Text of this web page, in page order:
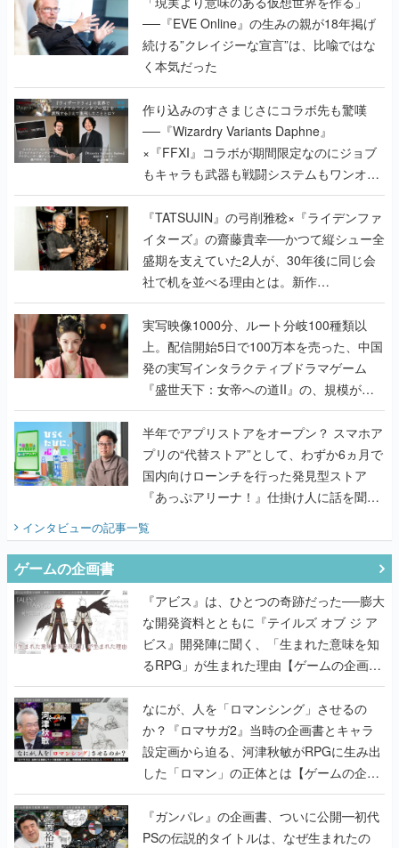
──『EVE Online』の生みの親が18年掲げ
続ける”クレイジーな宣言”は、比喩ではな
く本気だった
作り込みのすさまじさにコラボ先も驚嘆
──『Wizardry Variants Daphne』
×『FFXI』コラボが期間限定なのにジョブ
もキャラも武器も戦闘システムもワンオフ
で作り込まれた理由を両ディレクターに聞
く
『TATSUJIN』の弓削雅稔×『ライデンファ
イターズ』の齋藤貴幸──かつて縦シュー全
盛期を支えていた2人が、30年後に同じ会
社で机を並べる理由とは。新作
『TATSUJIN EXTREME』で初タッグを組
んだレジェンド2人に訊く開発秘話
実写映像1000分、ルート分岐100種類以
上。配信開始5日で100万本を売った、中国
発の実写インタラクティブドラマゲーム
『盛世天下：女帝への道II』の、規模が違
うこだわりをプロデューサーに聞いた
半年でアプリストアをオープン？ スマホア
プリの“代替ストア”として、わずか6ヵ月で
国内向けローンチを行った発見型ストア
『あっぷアリーナ！』仕掛け人に話を聞い
インタビューの記事一覧
ゲームの企画書
『アビス』は、ひとつの奇跡だった──膨大
な開発資料とともに『テイルズ オブ ジ ア
ビス』開発陣に聞く、「生まれた意味を知
るRPG」が生まれた理由【ゲームの企画
書】
なにが、人を「ロマンシング」させるの
か？『ロマサガ2』当時の企画書とキャラ
設定画から迫る、河津秋敏がRPGに生み出
した「ロマン」の正体とは【ゲームの企画
書】
『ガンパレ』の企画書、ついに公開━初代
PSの伝説的タイトルは、なぜ生まれたの